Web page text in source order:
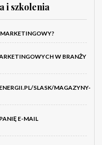
i szkolenia
W BRANŻY
SLASK/MAGAZYNY-
E-MAIL